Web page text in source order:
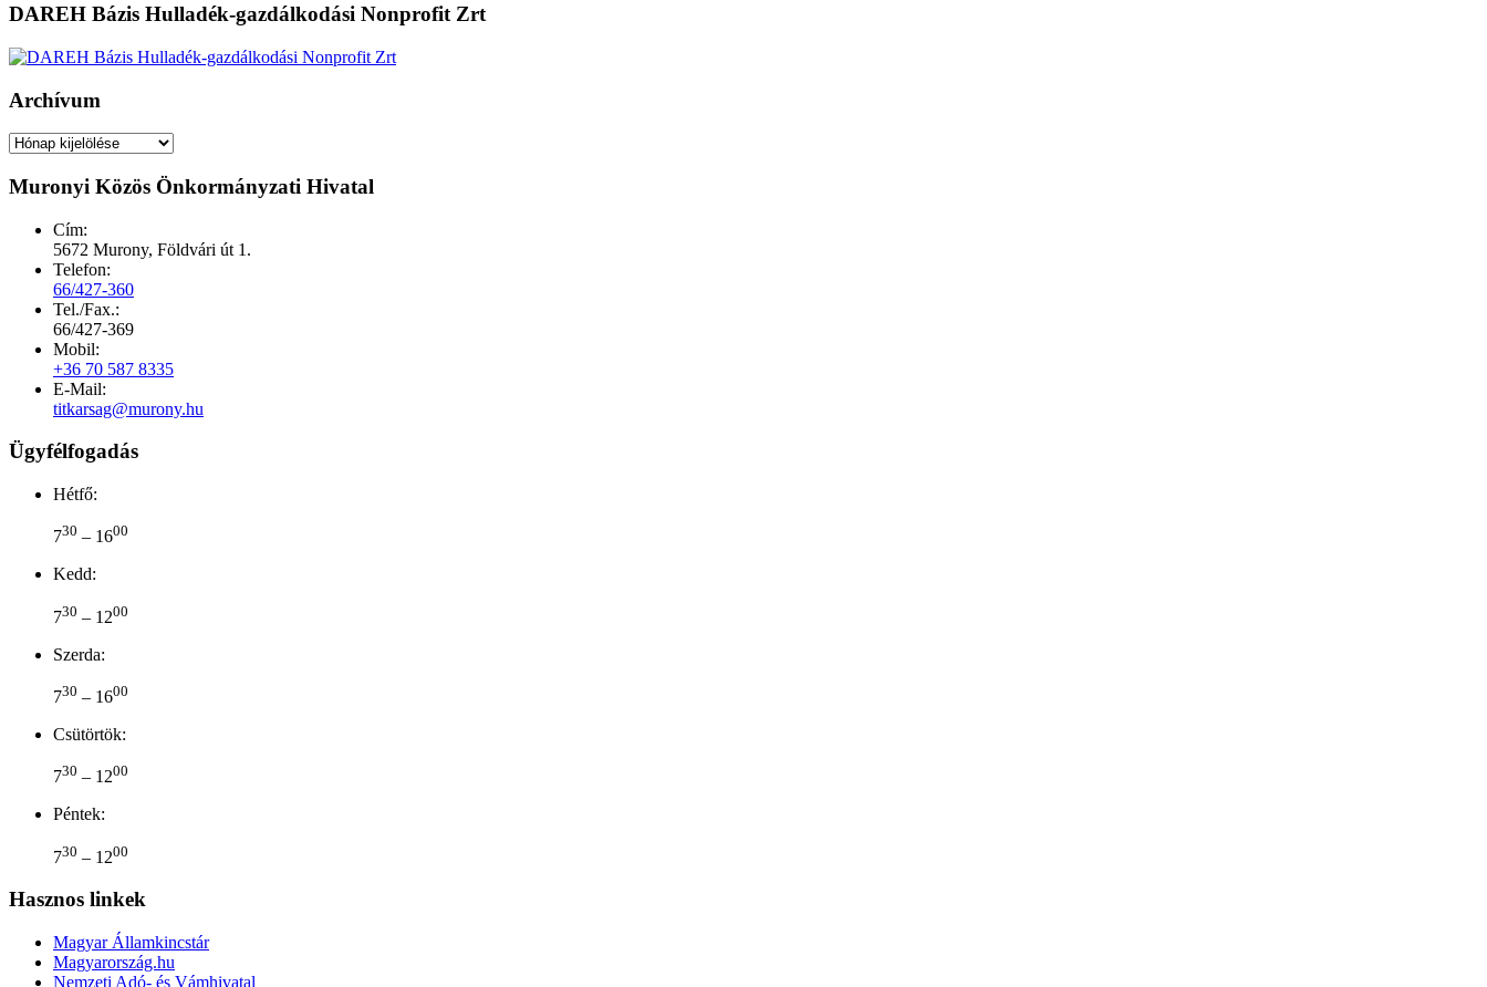
DAREH Bázis Hulladék-gazdálkodási Nonprofit Zrt
Archívum
Archívum
Muronyi Közös Önkormányzati Hivatal
Cím:
5672 Murony, Földvári út 1.
Telefon:
66/427-360
Tel./Fax.:
66/427-369
Mobil:
+36 70 587 8335
E-Mail:
titkarsag@murony.hu
Ügyfélfogadás
Hétfő:
730 – 1600
Kedd:
730 – 1200
Szerda:
730 – 1600
Csütörtök:
730 – 1200
Péntek:
730 – 1200
Hasznos linkek
Magyar Államkincstár
Magyarország.hu
Nemzeti Adó- és Vámhivatal